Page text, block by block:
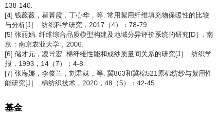
138-140.
[4] 钱薇薇，瞿菁霞，丁心华，等. 常用絮用纤维填充物保暖性的比较
与分析[J］. 纺织科学研究，2017（4）：78-79.
[5] 张丽娟. 纤维综合品质模型构建及地域分异评价系统的研究[D］. 南
京：南京农业大学，2006.
[6] 储才元，凌导宏. 棉纤维性能和成纱质量间关系的研究[J］. 纺织学
报，1993，14（7）：4-8.
[7] 张海娜，李俊兰，刘君妹，等. 冀863和冀棉521原棉纺纱与絮用性
能研究[J］. 棉纺织技术，2020，48（5）：42-45.
基金